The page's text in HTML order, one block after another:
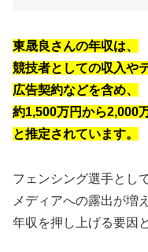
東晟良さんの年収は、
競技者としての収入や
広告契約などを含め、
約1,500万円から2,000
と推定されています。
フェンシング選手とし
メディアへの露出が増
年収を押し上げる要因